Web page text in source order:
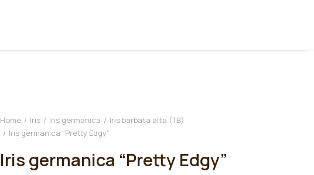
Home Iris Iris germanica
Iris barbata alta (TB)
Iris germanica “Pretty Edgy”
Iris germanica “Pretty Edgy”